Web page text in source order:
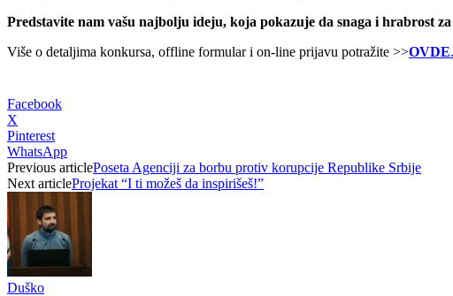
Predstavite nam vašu najbolju ideju, koja pokazuje da snaga i hrabrost
Više o detaljima konkursa, offline formular i on-line prijavu potražite >>OVDE.
Facebook
X
Pinterest
WhatsApp
Previous articlePoseta Agenciji za borbu protiv korupcije Republike Srbije
Next articleProjekat “I ti možeš da inspirišeš!”
Duško